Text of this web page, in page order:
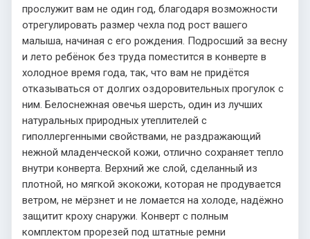
прослужит вам не один год, благодаря возможности
отрегулировать размер чехла под рост вашего
малыша, начиная с его рождения. Подросший за весну
и лето ребёнок без труда поместится в конверте в
холодное время года, так, что вам не придётся
отказываться от долгих оздоровительных прогулок с
ним. Белоснежная овечья шерсть, один из лучших
натуральных природных утеплителей с
гиполлергенными свойствами, не раздражающий
нежной младенческой кожи, отлично сохраняет тепло
внутри конверта. Верхний же слой, сделанный из
плотной, но мягкой экокожи, которая не продувается
ветром, не мёрзнет и не ломается на холоде, надёжно
защитит кроху снаружи. Конверт с полным
комплектом прорезей под штатные ремни